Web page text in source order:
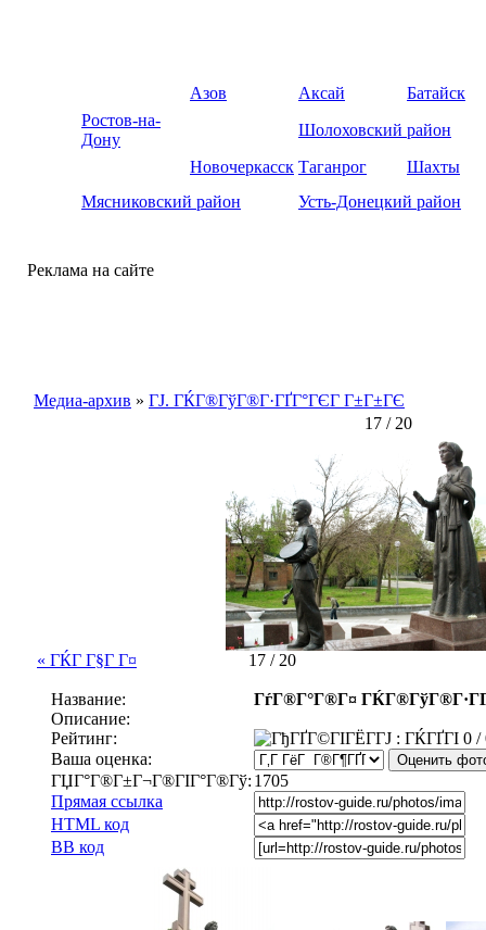
Азов Аксай
Батайск
Ростов-на-
Дону
Шолоховский район
Новочеркасск Таганрог
Шахты
Мясниковский район
Усть-Донецкий район
Реклама на сайте
Медиа-архив » ГЈ. ГЌГ®ГўГ®Г·ГҐГ°ГЄГ Г±Г±ГЄ
17 / 20
« ГЌГ Г§Г Г¤ 17 / 20
Название:
ГѓГ®Г°Г®Г¤
Описание:
Рейтинг:
0 /
Ваша оценка:
ГЏГ°Г®Г±Г¬Г®ГІГ°Г®Гў: 1705
Прямая ссылка
HTML код
BB код